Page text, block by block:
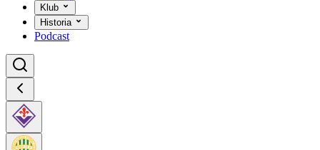
Klub
Historia
Podcast